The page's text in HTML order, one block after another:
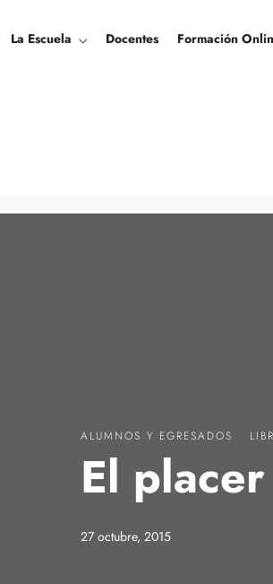
La Escuela Docentes Formación
ALUMNOS Y EGRESADOS
El
27 octubre, 2015